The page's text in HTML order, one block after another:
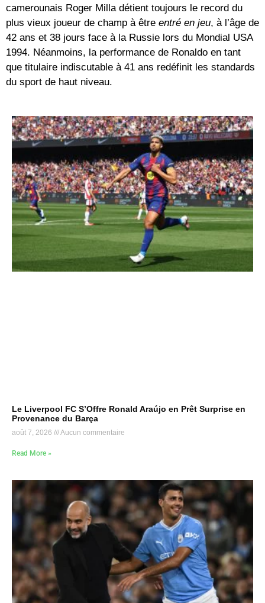
camerounais Roger Milladétient toujours le record du
plus vieux joueur de champ à être entré en jeu, à l’âge de
42 ans et 38 jours face à la Russie lors du Mondial USA
1994. Néanmoins, la performance de Ronaldo en tant
que titulaire indiscutable à 41 ans redéfinit les standards
du sport de haut niveau.
Le Liverpool FC S’Offre Ronald Araújo en Prêt Surprise en
Provenance du Barça
août 7, 2026 Aucun commentaire
Read More »